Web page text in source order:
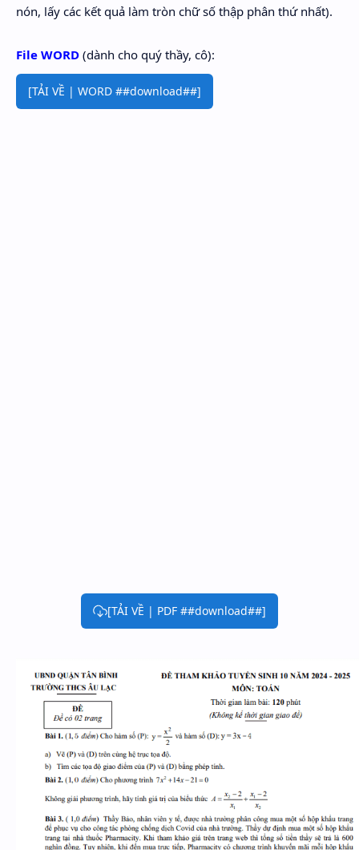
nón, lấy các kết quả làm tròn chữ số thập phân thứ nhất).
File WORD (dành cho quý thầy, cô):
[TẢI VỀ | WORD ##download##]
[TẢI VỀ | PDF ##download##]